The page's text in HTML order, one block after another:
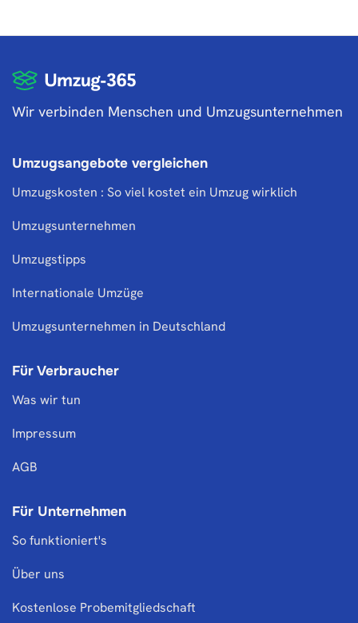
Wir verbinden Menschen und Umzugsunternehmen
Umzugsangebote vergleichen
Umzugskosten : So viel kostet ein Umzug wirklich
Umzugsunternehmen
Umzugstipps
Internationale Umzüge
Umzugsunternehmen in Deutschland
Für Verbraucher
Was wir tun
Impressum
AGB
Für Unternehmen
So funktioniert's
Über uns
Kostenlose Probemitgliedschaft